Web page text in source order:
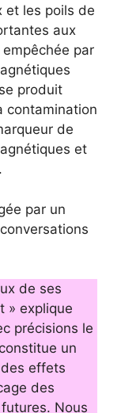
et les poils de
aux
par
produit
contamination
de
et
par un
de ses
» explique
précisions le
un
effets
des
Nous